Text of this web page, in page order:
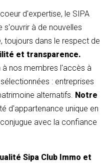
d'expertise, le SIPA
s'ouvrir à de nouvelles
toujours dans le respect de
et transparence.
à nos membres l'accès à
: entreprises
alternatifs. Notre
d'appartenance unique en
avec la confiance
Sipa Club Immo et